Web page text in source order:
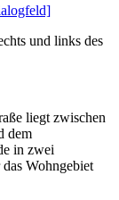
und links des
liegt zwischen
dem
in zwei
Wohngebiet